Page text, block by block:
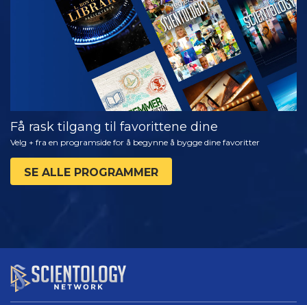
SERIEN
Få rask tilgang til favorittene dine
Velg + fra en programside for å begynne å bygge dine favoritter
SE ALLE PROGRAMMER